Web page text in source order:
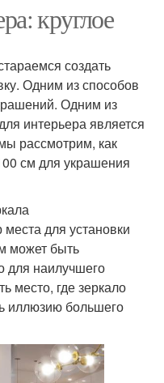
круглое
создать
Одним из способов
Одним из
интерьера является
рассмотрим, как
см для украшения
для установки
может быть
для наилучшего
место, где зеркало
иллюзию большего